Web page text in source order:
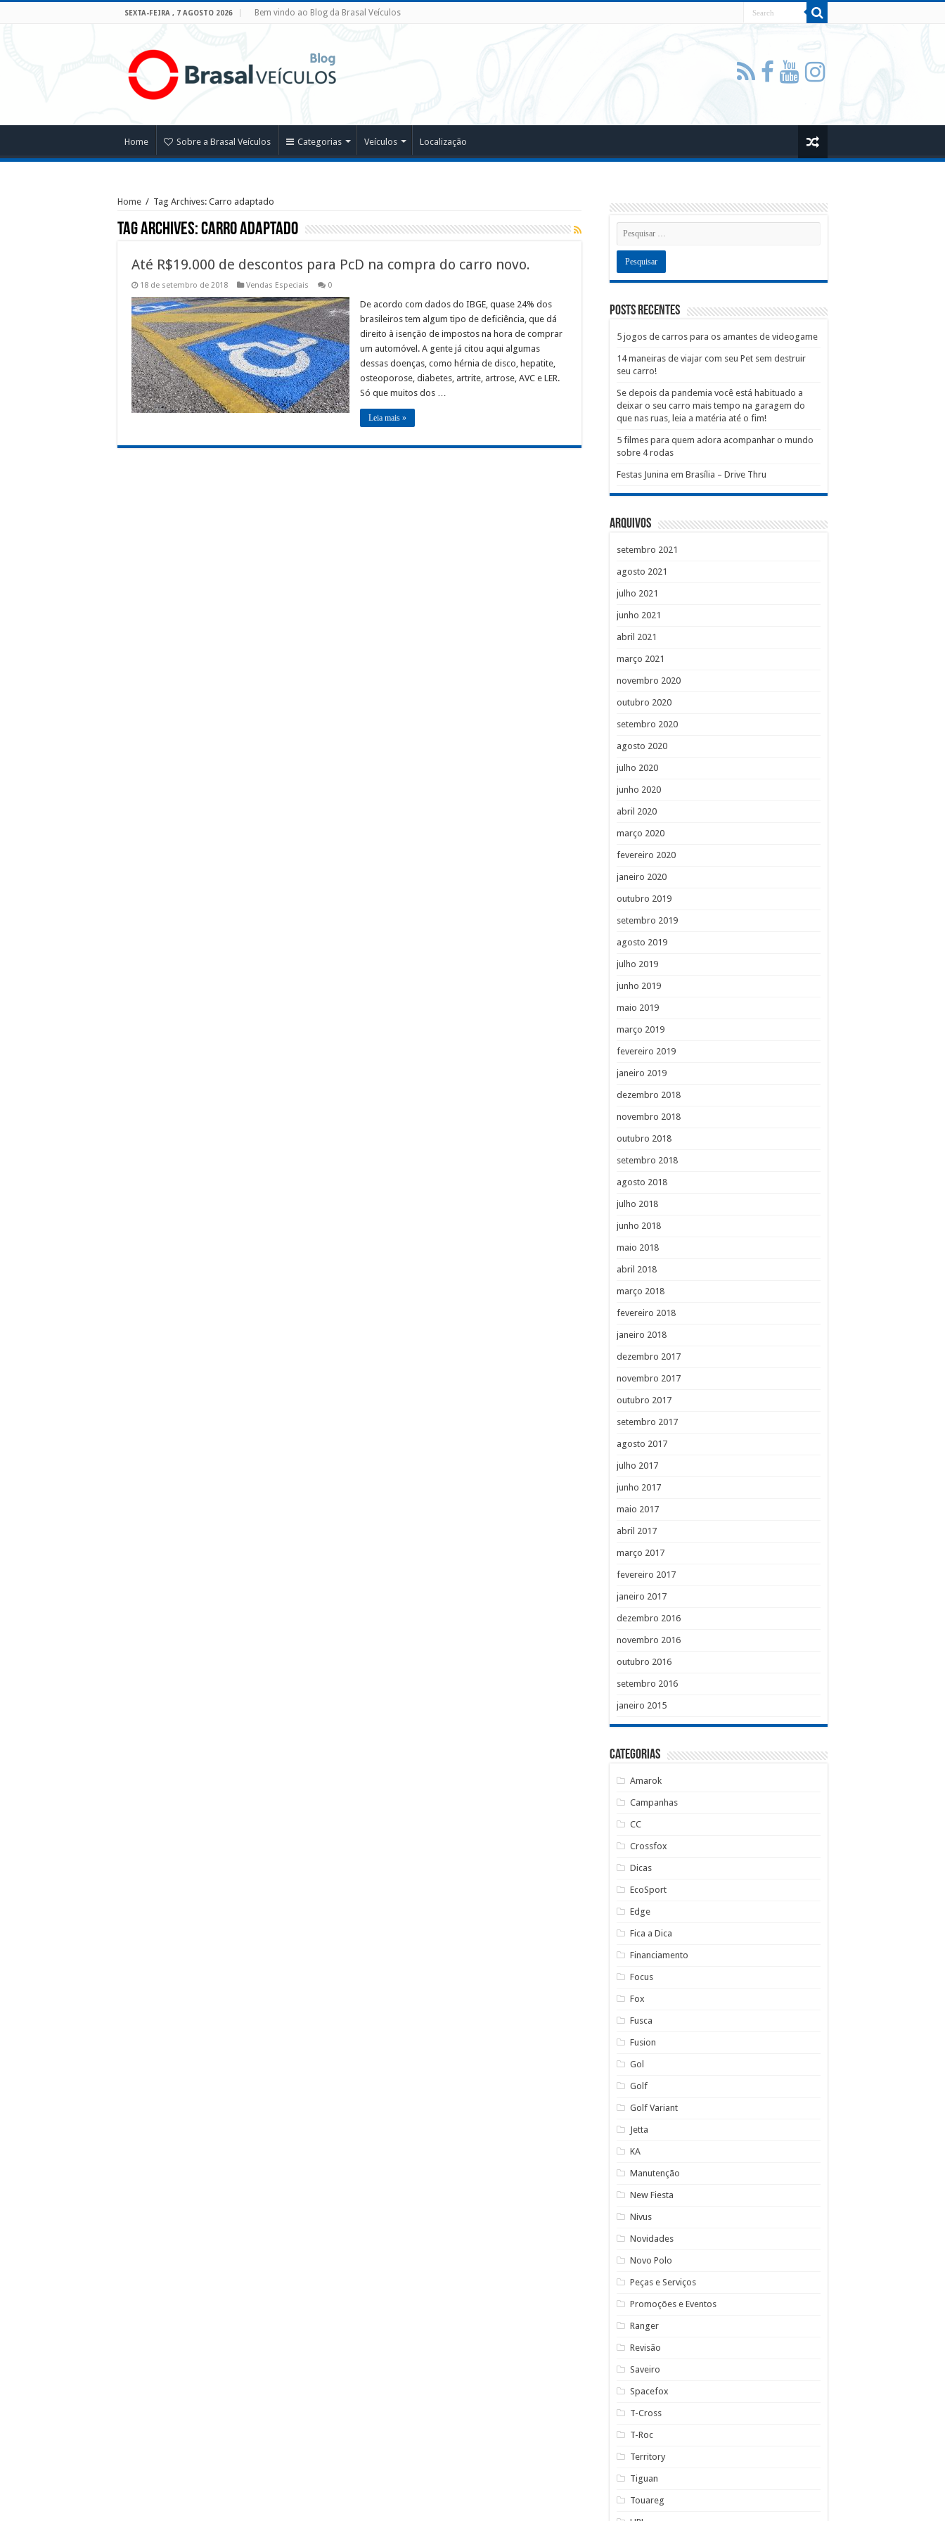
SEXTA-FEIRA , 7 AGOSTO 2026 Bem vindo ao Blog da Brasal Veículos
Home Sobre a Brasal Veículos Categorias Veículos Localização
Home / Tag Archives: Carro adaptado
Tag Archives:Carro adaptado
Até R$19.000 de descontos para PcD na compra do carro novo.
18 de setembro de 2018 Vendas Especiais 0
De acordo com dados do IBGE, quase 24% dos
brasileiros tem algum tipo de deficiência, que dá
direito à isenção de impostos na hora de comprar
um automóvel. A gente já citou aqui algumas
dessas doenças, como hérnia de disco, hepatite,
osteoporose, diabetes, artrite, artrose, AVC e LER.
Só que muitos dos …
Leia mais »
Posts recentes
5 jogos de carros para os amantes de videogame
14 maneiras de viajar com seu Pet sem destruir
seu carro!
Se depois da pandemia você está habituado a
deixar o seu carro mais tempo na garagem do
que nas ruas, leia a matéria até o fim!
5 filmes para quem adora acompanhar o mundo
sobre 4 rodas
Festas Junina em Brasília – Drive Thru
Arquivos
setembro 2021
agosto 2021
julho 2021
junho 2021
abril 2021
março 2021
novembro 2020
outubro 2020
setembro 2020
agosto 2020
julho 2020
junho 2020
abril 2020
março 2020
fevereiro 2020
janeiro 2020
outubro 2019
setembro 2019
agosto 2019
julho 2019
junho 2019
maio 2019
março 2019
fevereiro 2019
janeiro 2019
dezembro 2018
novembro 2018
outubro 2018
setembro 2018
agosto 2018
julho 2018
junho 2018
maio 2018
abril 2018
março 2018
fevereiro 2018
janeiro 2018
dezembro 2017
novembro 2017
outubro 2017
setembro 2017
agosto 2017
julho 2017
junho 2017
maio 2017
abril 2017
março 2017
fevereiro 2017
janeiro 2017
dezembro 2016
novembro 2016
outubro 2016
setembro 2016
janeiro 2015
Categorias
Amarok
Campanhas
CC
Crossfox
Dicas
EcoSport
Edge
Fica a Dica
Financiamento
Focus
Fox
Fusca
Fusion
Gol
Golf
Golf Variant
Jetta
KA
Manutenção
New Fiesta
Nivus
Novidades
Novo Polo
Peças e Serviços
Promoções e Eventos
Ranger
Revisão
Saveiro
Spacefox
T-Cross
T-Roc
Territory
Tiguan
Touareg